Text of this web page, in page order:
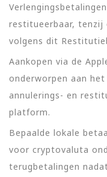
restitueerbaar, tenzij
volgens dit
Aankopen via de
onderworpen aan
annulerings- en
platform.
Bepaalde lokale
voor cryptovaluta
terugbetalingen